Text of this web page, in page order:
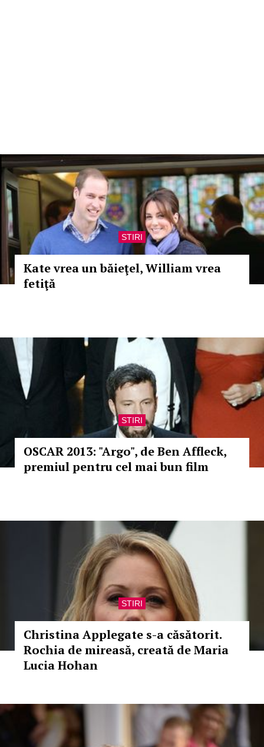
STIRI
Kate vrea un băieţel, William vrea
fetiţă
STIRI
OSCAR 2013: "Argo", de Ben Affleck,
premiul pentru cel mai bun film
STIRI
Christina Applegate s-a căsătorit.
Rochia de mireasă, creată de Maria
Lucia Hohan